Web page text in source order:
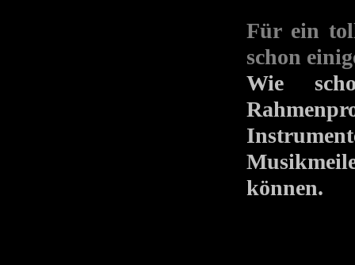
Für ein
schon
Wie
können.